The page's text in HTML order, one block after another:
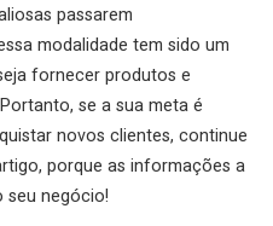
passarem
modalidade tem sido um
fornecer produtos e
se a sua meta é
novos clientes, continue
porque as informações a
seu negócio!